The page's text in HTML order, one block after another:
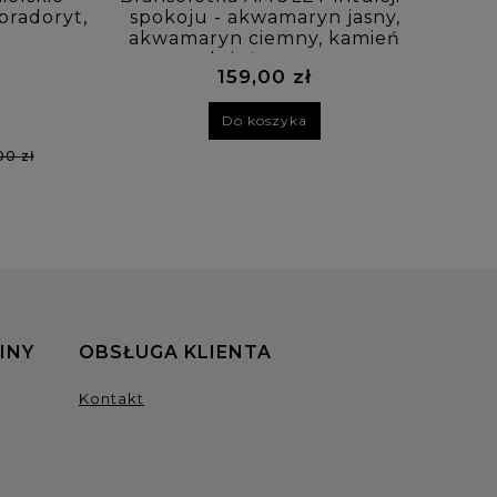
zł
spokoju - akwamaryn jasny,
akwamaryn ciemny, kamień
księżycowy
159,00 zł
Do koszyka
OBSŁUGA KLIENTA
Kontakt